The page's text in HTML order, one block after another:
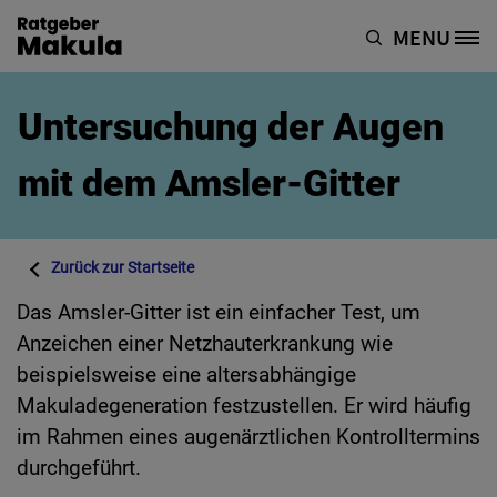
Site Logo
MENU
Untersuchung der Augen
mit dem Amsler-Gitter
Zurück zurStartseite
Das Amsler-Gitter ist ein einfacher Test, um
Anzeichen einer Netzhauterkrankung wie
beispielsweise eine altersabhängige
Makuladegeneration festzustellen. Er wird häufig
im Rahmen eines augenärztlichen Kontrolltermins
durchgeführt.